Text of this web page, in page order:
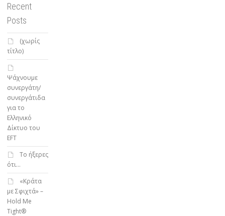
Recent
Posts
(χωρίς
τίτλο)
Ψάχνουμε
συνεργάτη/
συνεργάτιδα
για το
Ελληνικό
Δίκτυο του
EFT
To ήξερες
ότι…
«Κράτα
με Σφιχτά» –
Hold Me
Tight®